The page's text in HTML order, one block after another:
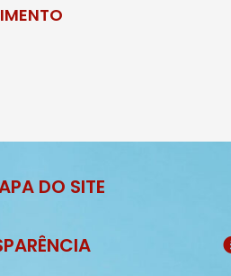
DO SITE